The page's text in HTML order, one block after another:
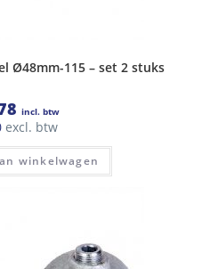
Ø48mm-115 – set 2 stuks
incl. btw
excl. btw
winkelwagen